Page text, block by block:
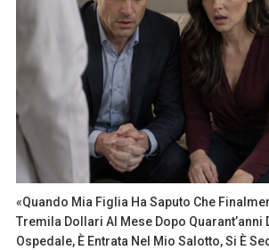
«Quando Mia Figlia Ha Saputo Che
Tremila Dollari Al Mese Dopo Quarant’anni
Ospedale, È Entrata Nel Mio Salotto, Si È